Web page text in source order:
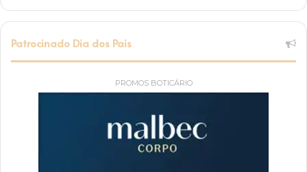
Patrocinado Dia dos Pais
PROMOS BOTICÁRIO